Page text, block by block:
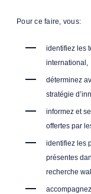
Pour ce faire, vous:
identifiez les
international,
déterminez
stratégie
informez et
offertes par
identifiez les
présentes
recherche